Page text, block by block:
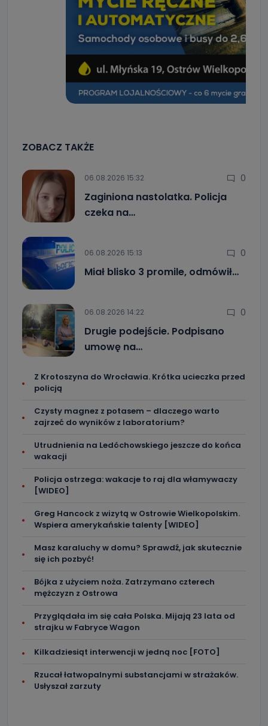
ZOBACZ TAKŻE
06.08.2026 15:32 0
Zaginiona nastolatka. Policja
czeka na…
06.08.2026 15:13 0
Miał blisko 3 promile, odmówił…
06.08.2026 14:22 0
Drugie podejście. Podpisano
umowę na…
Z Krotoszyna do Wrocławia. Krótka ucieczka przed
policją
Czysty magnez z potasem – dlaczego warto
zajrzeć do wyników z laboratorium?
Utrudnienia na Ledóchowskiego jeszcze do końca
wakacji
Policja ostrzega: wakacje to raj dla włamywaczy
[WIDEO]
Greg Hancock z wizytą w Ostrowie Wielkopolskim.
Wspiera amerykańskie talenty [WIDEO]
Masz karaluchy w domu? Sprawdź, jak skutecznie
się ich pozbyć!
Bójka z użyciem noża. Zatrzymano czterech
mężczyzn z Ostrowa
Przyglądała im się cała Polska. Mijają 23 lata od
strajku w Fabryce Wagon
Kilkadziesiąt interwencji w jedną noc [FOTO]
Rzucał łatwopalnymi substancjami w strażaków.
Usłyszał zarzuty